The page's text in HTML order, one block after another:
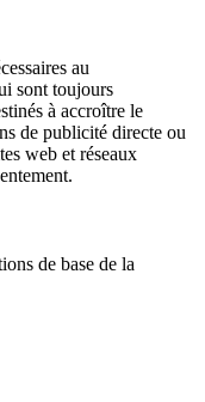
au
sont toujours
à accroître le
de publicité directe ou
web et réseaux
de base de la